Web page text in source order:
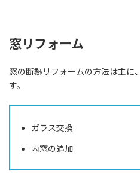
窓リフォーム
窓の断熱リフォームの方法は主に
す。
ガラス交換
内窓の追加